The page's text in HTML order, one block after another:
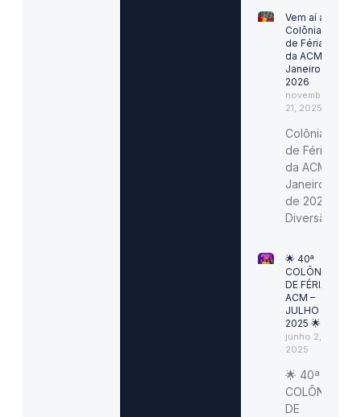
Vem aí a
Colônia
de Férias
da ACM –
Janeiro /
2026
novembro
21, 2025
Colônia
de Férias
da ACM –
Janeiro
de 2026:
Diversão,
🌟 40ª
COLÔNIA
DE FÉRIAS
ACM –
JULHO
2025 🌟
junho 2,
2025
🌟 40ª
COLÔNIA
DE